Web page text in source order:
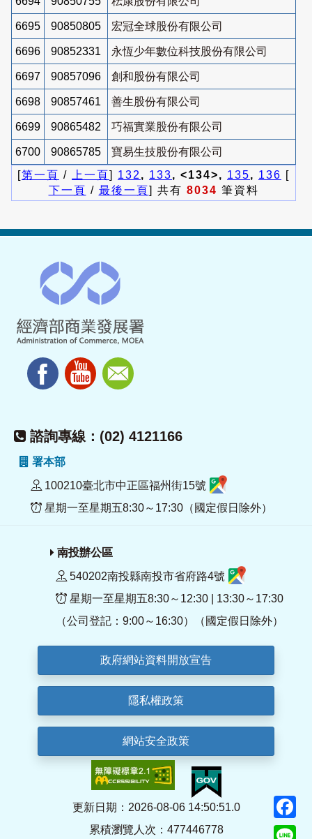
6695 90850805 宏冠全球股份有限公司
6696 90852331 永恆少年數位科技股份有限公司
6697 90857096 創和股份有限公司
6698 90857461 善生股份有限公司
6699 90865482 巧福實業股份有限公司
6700 90865785
寶易生技股份有限公司
[第一頁 / 上一頁] 132 , 133, <134>, 135, 136 [
下一頁 / 最後一頁] 共有 8034 筆資料
諮詢專線：(02) 4121166
署本部
100210臺北市中正區福州街15號
星期一至星期五8:30～17:30（國定假日除外）
南投辦公區
540202南投縣南投市省府路4號
星期一至星期五8:30～12:30 | 13:30～17:30
（公司登記：9:00～16:30）（國定假日除外）
政府網站資料開放宣告
隱私權政策
網站安全政策
更新日期：2026-08-06 14:50:51.0
累積瀏覽人次：477446778